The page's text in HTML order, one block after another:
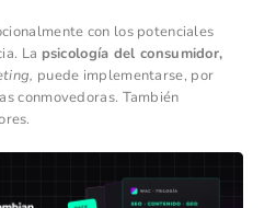
con los potenciales
La psicología del consumidor,
puede implementarse, por
conmovedoras. También